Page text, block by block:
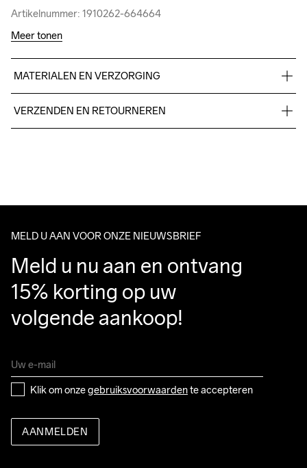
Artikelnummer: 1910262-664664
Artikelnummer: 1910262-664664
Meer tonen
MATERIALEN EN VERZORGING
VERZENDEN EN RETOURNEREN
Make sure to choose an address where you receive the
MELD U AAN VOOR ONZE NIEUWSBRIEF
Meld u nu aan en ontvang
15% korting op uw
volgende aankoop!
Klik om onze gebruiksvoorwaarden te accepteren
AANMELDEN